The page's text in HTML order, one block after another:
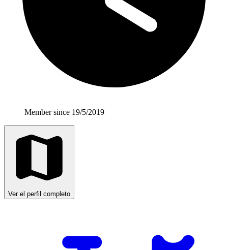
Member since 19/5/2019
Ver el perfil completo